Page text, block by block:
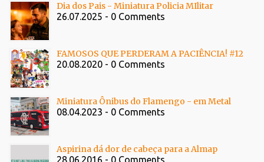
Dia dos Pais - Miniatura Policia MIlitar
26.07.2025 - 0 Comments
FAMOSOS QUE PERDERAM A PACIÊNCIA! #12
20.08.2020 - 0 Comments
Miniatura Ônibus do Flamengo - em Metal
08.04.2023 - 0 Comments
Aspirina dá dor de cabeça para a Almap